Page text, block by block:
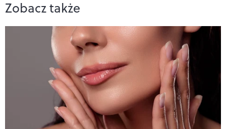
Zobacz także